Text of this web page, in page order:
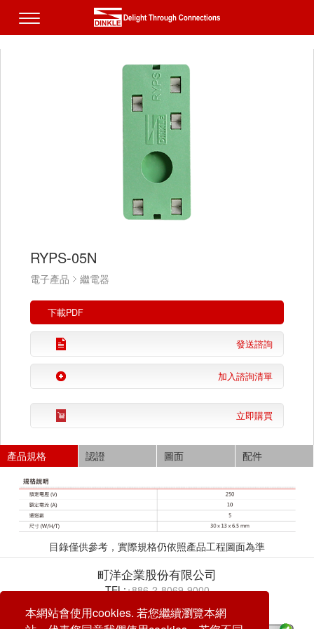
本網站會使用cookies. 若您繼續瀏覽本網
RYPS-05N
電子產品 繼電器
下載PDF
發送諮詢
加入諮詢清單
立即購買
產品規格 認證 圖面 配件
目錄僅供參考，實際規格仍依照產品工程圖面為準
町洋企業股份有限公司
TEL:+886-2-8069-9000
service@dinkle.com